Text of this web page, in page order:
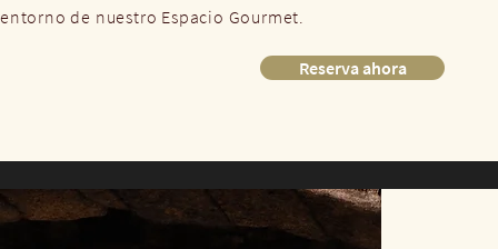
entorno de nuestro Espacio Gourmet.
Reserva ahora